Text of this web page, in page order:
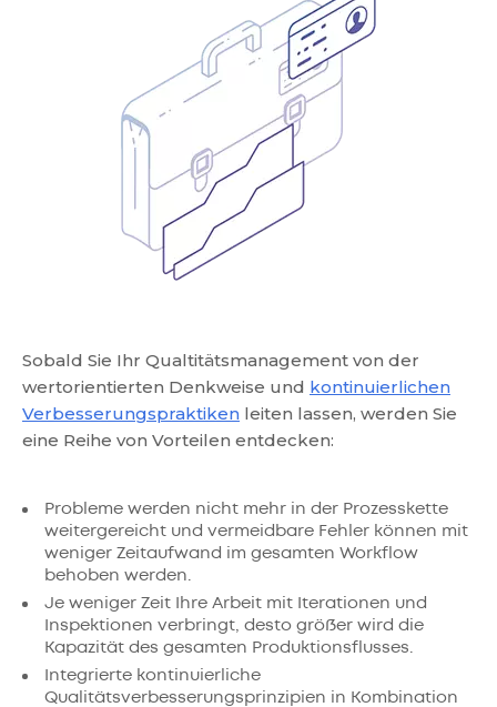
Sobald Sie Ihr Qualtitätsmanagement von der
wertorientierten Denkweise und kontinuierlichen
Verbesserungspraktiken leiten lassen, werden Sie
eine Reihe von Vorteilen entdecken:
Probleme werden nicht mehr in der Prozesskette
weitergereicht und vermeidbare Fehler können mit
weniger Zeitaufwand im gesamten Workflow
behoben werden.
Je weniger Zeit Ihre Arbeit mit Iterationen und
Inspektionen verbringt, desto größer wird die
Kapazität des gesamten Produktionsflusses.
Integrierte kontinuierliche
Qualitätsverbesserungsprinzipien in Kombination